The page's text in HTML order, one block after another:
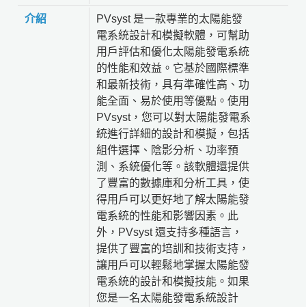
介紹
PVsyst 是一款專業的太陽能發
電系統設計和模擬軟體，可幫助
用戶評估和優化太陽能發電系統
的性能和效益。它基於國際標準
和最新技術，具有準確性高、功
能全面、易於使用等優點。使用
PVsyst，您可以對太陽能發電系
統進行詳細的設計和模擬，包括
組件選擇、陰影分析、功率預
測、系統優化等。該軟體還提供
了豐富的數據庫和分析工具，使
得用戶可以更好地了解太陽能發
電系統的性能和影響因素。此
外，PVsyst 還支持多種語言，
提供了豐富的培訓和技術支持，
讓用戶可以輕鬆地掌握太陽能發
電系統的設計和模擬技能。如果
您是一名太陽能發電系統設計